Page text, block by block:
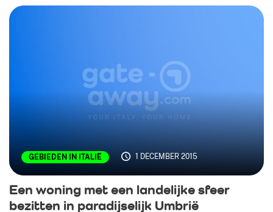
GEBIEDEN IN ITALIË 1 DECEMBER 2015
Een woning met een landelijke sfeer
bezitten in paradijselijk Umbrië